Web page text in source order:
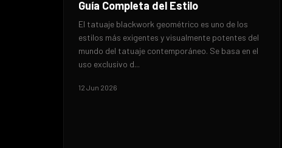
Guía Completa del Estilo
El tatuaje blackwork geométrico es uno de los
estilos más exigentes y visualmente potentes del
mundo del tatuaje contemporáneo. Se basa en el
uso exclusivo d...
12 Jun 2026